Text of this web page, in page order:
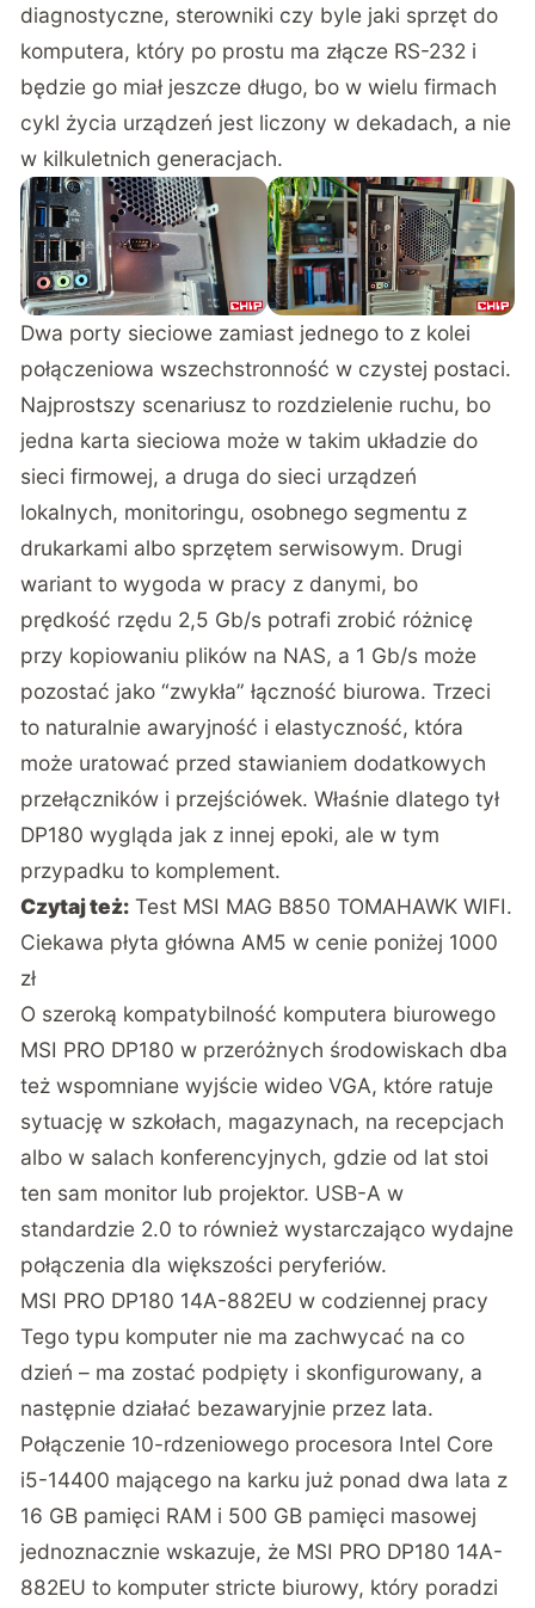
diagnostyczne, sterowniki czy byle jaki sprzęt do
komputera, który po prostu ma złącze RS-232 i
będzie go miał jeszcze długo, bo w wielu firmach
cykl życia urządzeń jest liczony w dekadach, a nie
w kilkuletnich generacjach.
Dwa porty sieciowe zamiast jednego to z kolei
połączeniowa wszechstronność w czystej postaci.
Najprostszy scenariusz to rozdzielenie ruchu, bo
jedna karta sieciowa może w takim układzie do
sieci firmowej, a druga do sieci urządzeń
lokalnych, monitoringu, osobnego segmentu z
drukarkami albo sprzętem serwisowym. Drugi
wariant to wygoda w pracy z danymi, bo
prędkość rzędu 2,5 Gb/s potrafi zrobić różnicę
przy kopiowaniu plików na NAS, a 1 Gb/s może
pozostać jako “zwykła” łączność biurowa. Trzeci
to naturalnie awaryjność i elastyczność, która
może uratować przed stawianiem dodatkowych
przełączników i przejściówek. Właśnie dlatego tył
DP180 wygląda jak z innej epoki, ale w tym
przypadku to komplement.
Czytaj też: Test MSI MAG B850 TOMAHAWK WIFI.
Ciekawa płyta główna AM5 w cenie poniżej 1000
zł
O szeroką kompatybilność komputera biurowego
MSI PRO DP180 w przeróżnych środowiskach dba
też wspomniane wyjście wideo VGA, które ratuje
sytuację w szkołach, magazynach, na recepcjach
albo w salach konferencyjnych, gdzie od lat stoi
ten sam monitor lub projektor. USB-A w
standardzie 2.0 to również wystarczająco wydajne
połączenia dla większości peryferiów.
MSI PRO DP180 14A-882EU w codziennej pracy
Tego typu komputer nie ma zachwycać na co
dzień – ma zostać podpięty i skonfigurowany, a
następnie działać bezawaryjnie przez lata.
Połączenie 10-rdzeniowego procesora Intel Core
i5-14400 mającego na karku już ponad dwa lata z
16 GB pamięci RAM i 500 GB pamięci masowej
jednoznacznie wskazuje, że MSI PRO DP180 14A-
882EU to komputer stricte biurowy, który poradzi